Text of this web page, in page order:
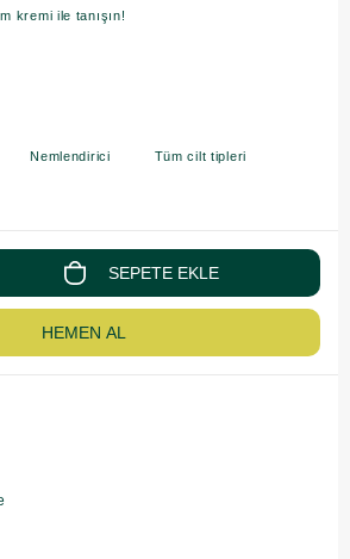
kremi ile tanışın!
Nemlendirici Tüm cilt tipleri